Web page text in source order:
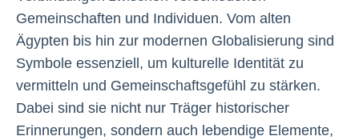
Gemeinschaften und Individuen. Vom alten
Ägypten bis hin zur modernen Globalisierung sind
Symbole essenziell, um kulturelle Identität zu
vermitteln und Gemeinschaftsgefühl zu stärken.
Dabei sind sie nicht nur Träger historischer
Erinnerungen, sondern auch lebendige Elemente,